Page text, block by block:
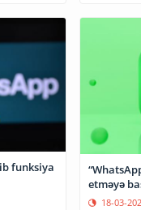
etməyə
18-03-